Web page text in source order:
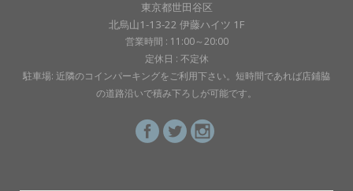
東京都世田谷区
北烏山1-13-22 伊藤ハイツ 1F
営業時間 : 11:00～20:00
定休日 : 不定休
駐車場: 近隣のコインパーキングをご利用下さい。短時間であれば店鋪脇
の道路沿いで積み下ろしが可能です。